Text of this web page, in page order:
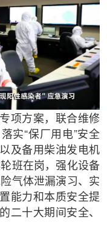
项方案，联合维修
实“保厂用电”安全
及备用柴油发电机
班在岗，强化设备
气体泄漏演习、实
能力和本质安全提
二十大期间安全、